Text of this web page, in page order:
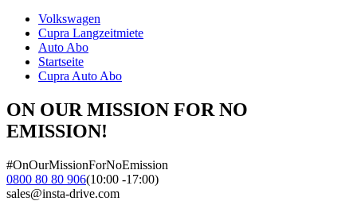
Volkswagen
Cupra Langzeitmiete
Auto Abo
Startseite
Cupra Auto Abo
ON OUR MISSION FOR NO
EMISSION!
#OnOurMissionForNoEmission
0800 80 80 906(10:00 -17:00)
sales@insta-drive.com